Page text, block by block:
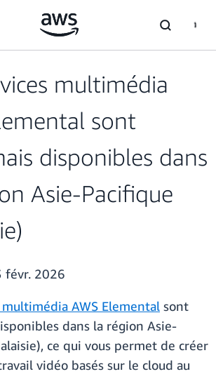
multimédia
sont
disponibles dans
Asie-Pacifique
févr. 2026
AWS Elemental sont
dans la région Asie-
ce qui vous permet de créer
vidéo basés sur le cloud au